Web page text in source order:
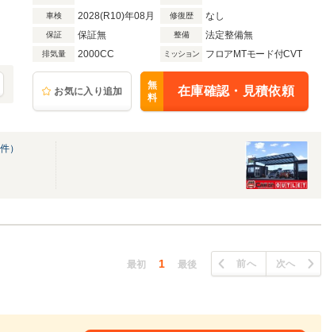
車検 2028(R10)年08月 修復歴 なし
保証 保証無 整備 法定整備無
排気量 2000CC ミッション フロアMTモード付CVT
お気に入り追加
無
料
在庫確認・見積依頼
件）
最初 1 最後 前へ 次へ